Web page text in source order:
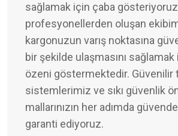
sağlamak için çaba
profesyonellerden oluşan
kargonuzun varış noktasına
bir şekilde ulaşmasını
özeni göstermektedir. Güvenilir
sistemlerimiz ve sıkı güvenlik
mallarınızın her adımda
garanti ediyoruz.